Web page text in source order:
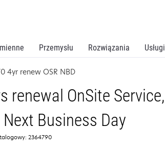
Przemysłu Rozwiązania Usługi
4yr renew OSR NBD
renewal OnSite Service,
Business Day
2364790